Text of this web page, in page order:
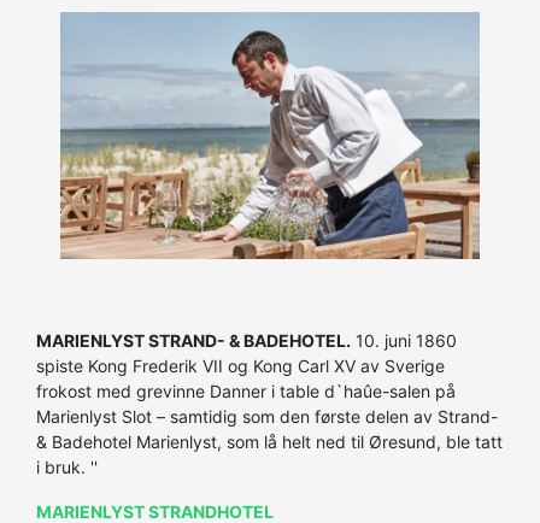
MARIENLYST STRAND- & BADEHOTEL. 10. juni 1860
spiste Kong Frederik VII og Kong Carl XV av Sverige
frokost med grevinne Danner i table d`haûe-salen på
Marienlyst Slot – samtidig som den første delen av Strand-
& Badehotel Marienlyst, som lå helt ned til Øresund, ble tatt
i bruk. ''
MARIENLYST STRANDHOTEL